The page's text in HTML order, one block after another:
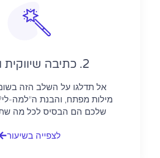
2. כתיבה שיווקית ומחקר
אל תדלגו על השלב הזה
מילות מפתח, והבנת ה"למה-
שלכם הם הבסיס לכל מה
לצפייה בשיעור